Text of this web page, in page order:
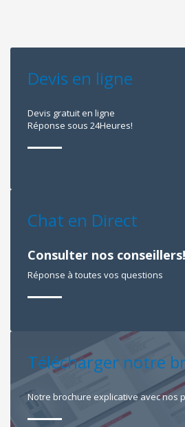
Devis en ligne
Devis gratuit en ligne
Réponse sous 24Heures!
Chat en Direct
Consulter nos conseillers!
Réponse à toutes vos questions
Télécharger notre
Notre brochure explicative avec nos